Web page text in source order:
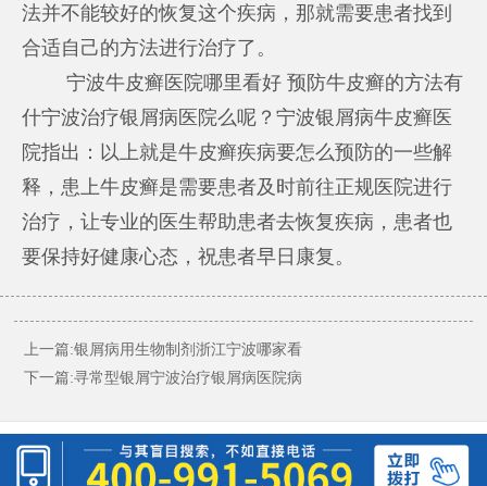
法并不能较好的恢复这个疾病，那就需要患者找到
合适自己的方法进行治疗了。
宁波牛皮癣医院哪里看好 预防牛皮癣的方法有
什宁波治疗银屑病医院么呢？宁波银屑病牛皮癣医
院指出：以上就是牛皮癣疾病要怎么预防的一些解
释，患上牛皮癣是需要患者及时前往正规医院进行
治疗，让专业的医生帮助患者去恢复疾病，患者也
要保持好健康心态，祝患者早日康复。
上一篇:银屑病用生物制剂浙江宁波哪家看
下一篇:寻常型银屑宁波治疗银屑病医院病